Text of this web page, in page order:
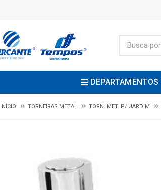
DEPARTAMENTOS
INÍCIO TORNEIRAS METAL TORN. MET. P/ JARDIM